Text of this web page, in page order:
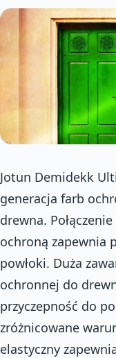
Jotun Demidekk
generacja farb
drewna.
ochroną zapewnia
powłoki. Duża
ochronnej do
przyczepność do
zróżnicowane
elastyczny